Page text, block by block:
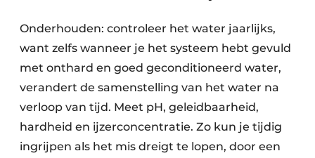
Onderhouden: controleer het water jaarlijks,
want zelfs wanneer je het systeem hebt gevuld
met onthard en goed geconditioneerd water,
verandert de samenstelling van het water na
verloop van tijd. Meet pH, geleidbaarheid,
hardheid en ijzerconcentratie. Zo kun je tijdig
ingrijpen als het mis dreigt te lopen, door een